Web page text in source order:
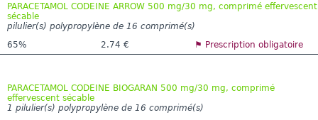
PARACETAMOL CODEINE ARROW 500 mg/30 mg, comprimé effervescent
sécable
pilulier(s) polypropylène de 16 comprimé(s)
65%
2.74 € ⚑ Prescription obligatoire
PARACETAMOL CODEINE BIOGARAN 500 mg/30 mg, comprimé
effervescent sécable
1 pilulier(s) polypropylène de 16 comprimé(s)